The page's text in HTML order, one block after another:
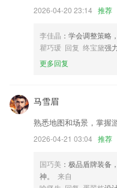
2026-04-20 23:14 推荐
李佳晶 ：学会调整策略
瞿巧瑗 回复 终宝黛强
更多回复
马雪眉
熟悉地图和场景，掌握
2026-04-21 03:04 推荐
国巧美 ：极品盾牌装备
神。
来自